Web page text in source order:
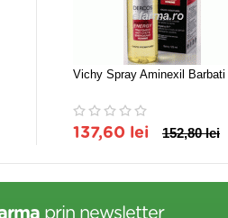
Vichy Spray Aminexil Barbati
137,60 lei 152,80 lei
prin newsletter